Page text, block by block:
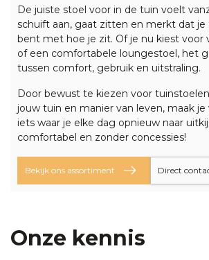
De juiste stoel voor in de tuin voelt
schuift aan, gaat zitten en merkt dat
bent met hoe je zit. Of je nu kiest voor
of een comfortabele loungestoel, het
tussen comfort, gebruik en uitstraling.
Door bewust te kiezen voor
jouw tuin en manier van leven, maak
iets waar je elke dag opnieuw naar
comfortabel en zonder concessies!
Bekijk ons assortiment Direct
Onze kennis